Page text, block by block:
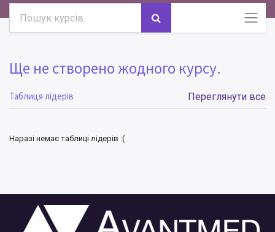
Переглянути все
Таблиця лідерів
Наразі немає таблиці лідерів :(
Ще не створено жодного курсу.